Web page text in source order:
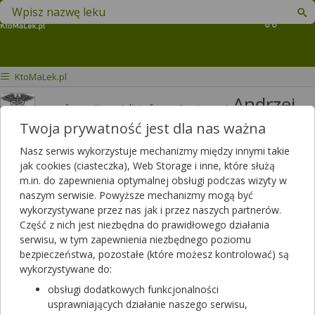
Koszyk
Znajdź lek w swojej okolicy
KtoMaLek.pl
mgr farmacji specjalista farmacji aptecznejAndrzej
Jakimiuk
Odpowiedzi
3820
Polubień
3426
Polecanych artykułów
114 Lista artykułów
APTEKA RODZINNA, Opole Lubelskie
Opole Lubelskie, LUBELSKA 13
Wyświetl numer
Niebawem zamykamy(08:00 - 15:00)
Twoja prywatność jest dla nas ważna
Nasz serwis wykorzystuje mechanizmy między innymi takie
jak cookies (ciasteczka), Web Storage i inne, które służą
m.in. do zapewnienia optymalnej obsługi podczas wizyty w
naszym serwisie. Powyższe mechanizmy mogą być
wykorzystywane przez nas jak i przez naszych partnerów.
Część z nich jest niezbędna do prawidłowego działania
serwisu, w tym zapewnienia niezbędnego poziomu
bezpieczeństwa, pozostałe (które możesz kontrolować) są
wykorzystywane do:
obsługi dodatkowych funkcjonalności
usprawniających działanie naszego serwisu,